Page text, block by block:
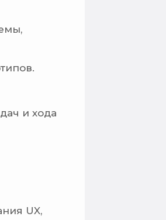
и хода
UX,